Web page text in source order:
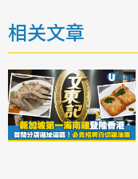
相关文章